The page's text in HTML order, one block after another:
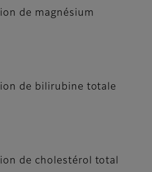
de magnésium
de bilirubine totale
de cholestérol total